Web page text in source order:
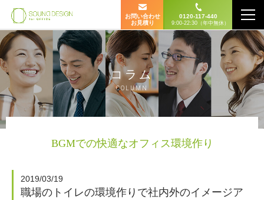
お問い合わせ
お見積り
0120-117-440
9:00-22:30（年中無休）
コラム
COLUMN
BGMでの快適なオフィス環境作り
2019/03/19
職場のトイレの環境作りで社内外のイメージア